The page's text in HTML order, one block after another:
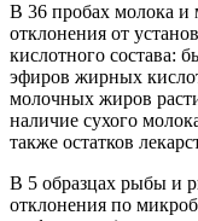
В 36 пробах молока
отклонения от
кислотного состава:
эфиров жирных
молочных жиров
наличие сухого
также остатков
В 5 образцах рыбы и
отклонения по